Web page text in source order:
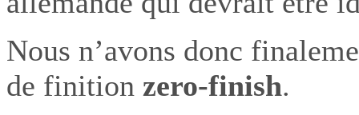
Nous n’avons donc
de finition zero-finish.